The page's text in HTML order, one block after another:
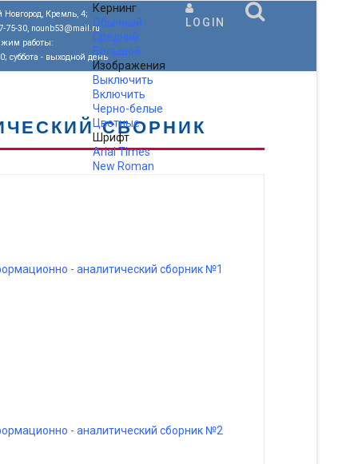
Новгород, Кремль, 4;
75-30, nounb53@mail.ru
работы:
суббота - выходной день
Кернинг
Обычный
Средний
Большой
Изображения
Выключить
Включить
Черно-белые
Цветные
Шрифт
ArialTimes
New Roman
LOGIN
СБОРНИК
- аналитический сборник №1
- аналитический сборник №2